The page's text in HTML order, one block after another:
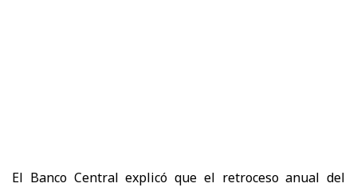
El Banco Central explicó que el retroceso anual del